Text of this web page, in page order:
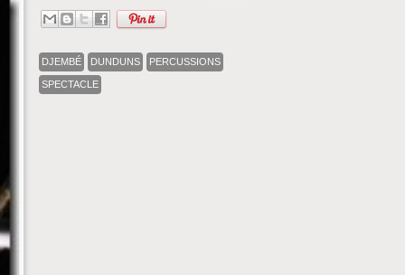
DJEMBÉ DUNDUNS PERCUSSIONS
SPECTACLE